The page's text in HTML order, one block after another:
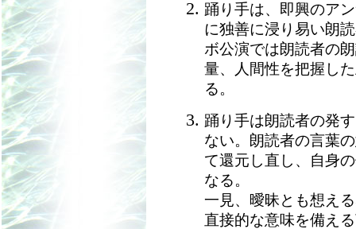
踊り手は、即興のア
に独善に浸り易い朗
ボ公演では朗読者の
量、人間性を把握し
る。
踊り手は朗読者の発
ない。朗読者の言葉
て還元し直し、自身
なる。
一見、曖昧とも想え
直接的な意味を備え